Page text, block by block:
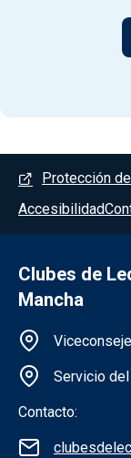
Menú del
Protección
Accesibilidad
Clubes de
Mancha
Servicio
Contacto: